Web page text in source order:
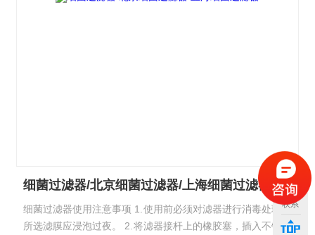
细菌过滤器/北京细菌过滤器/上海细菌过滤器
细菌过滤器使用注意事项 1.使用前必须对滤器进行消毒处理，
所选滤膜应浸泡过夜。 2.将滤器接杆上的橡胶塞，插入不锈钢
联系